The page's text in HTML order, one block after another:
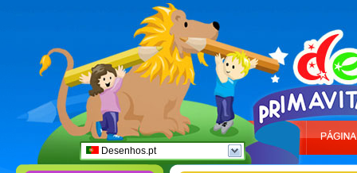
Desenhos.pt